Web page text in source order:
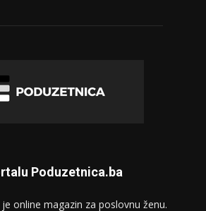
Poduzetnica.ba
online magazin za poslovnu ženu.